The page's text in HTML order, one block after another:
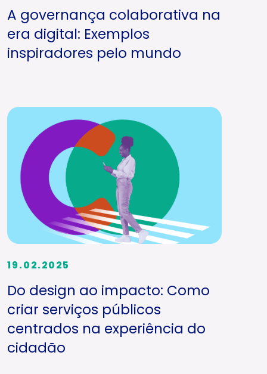
A governança colaborativa na
era digital: Exemplos
inspiradores pelo mundo
19.02.2025
Do design ao impacto: Como
criar serviços públicos
centrados na experiência do
cidadão